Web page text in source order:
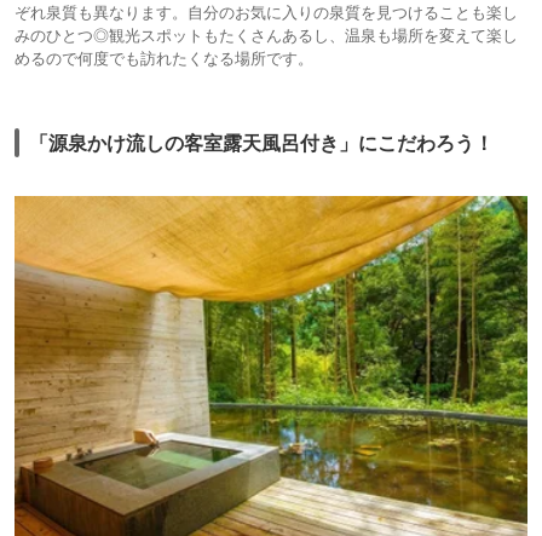
ぞれ泉質も異なります。自分のお気に入りの泉質を見つけることも楽し
みのひとつ◎観光スポットもたくさんあるし、温泉も場所を変えて楽し
めるので何度でも訪れたくなる場所です。
「源泉かけ流しの客室露天風呂付き」にこだわろう！